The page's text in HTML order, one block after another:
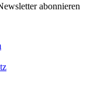
abonnieren